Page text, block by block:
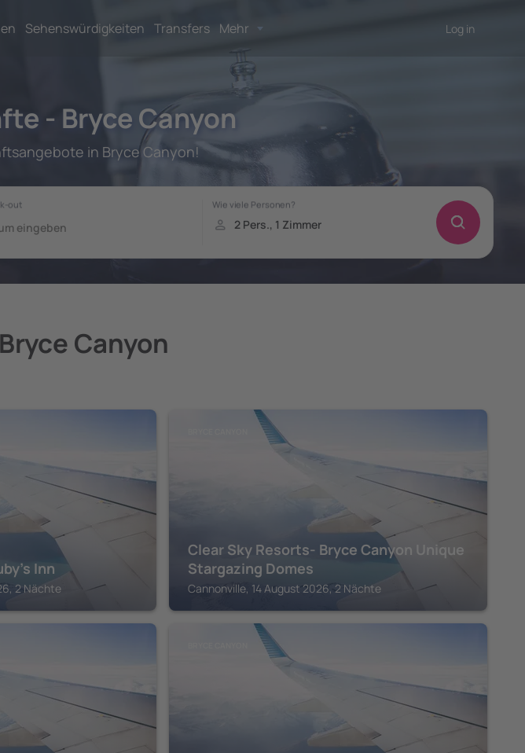
Sehenswürdigkeiten Transfers Mehr Log in
- Bryce Canyon
in Bryce Canyon!
Canyon
Inn
2 Nächte
Clear Sky Resorts- Bryce Canyon Unique
Stargazing Domes
Cannonville, 14 August 2026, 2 Nächte